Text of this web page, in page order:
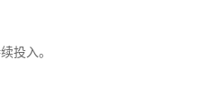
投入。